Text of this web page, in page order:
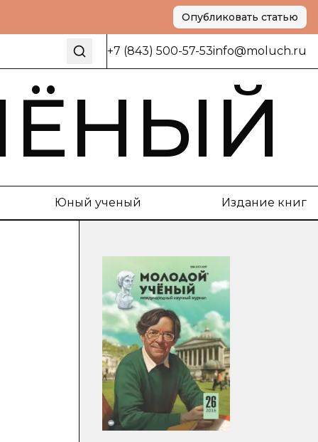
Опубликовать статью
+7 (843) 500-57-53info@moluch.ru
Юный ученый Издание книг